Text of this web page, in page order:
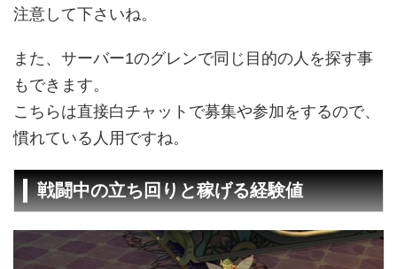
注意して下さいね。
また、サーバー1のグレンで同じ目的の人を探す事
もできます。
こちらは直接白チャットで募集や参加をするので、
慣れている人用ですね。
戦闘中の立ち回りと稼げる経験値